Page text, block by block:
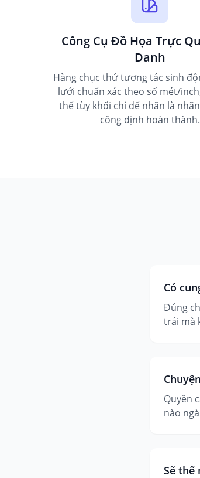
Công Cụ Đồ Họa Trực
Danh
Hàng chục thứ tương tác sinh
lưới chuẩn xác theo số mét/
thể tùy khối chỉ để nhãn là
công định hoàn thành.
Có
Đúng
trải mà
Quyền
nào
Sẽ thế